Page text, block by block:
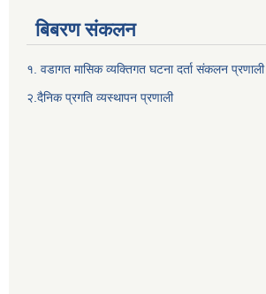
बिबरण संकलन
१. वडागत मासिक व्यक्तिगत घटना दर्ता संकलन प्रणाली
२.दैनिक प्रगति व्यस्थापन प्रणाली